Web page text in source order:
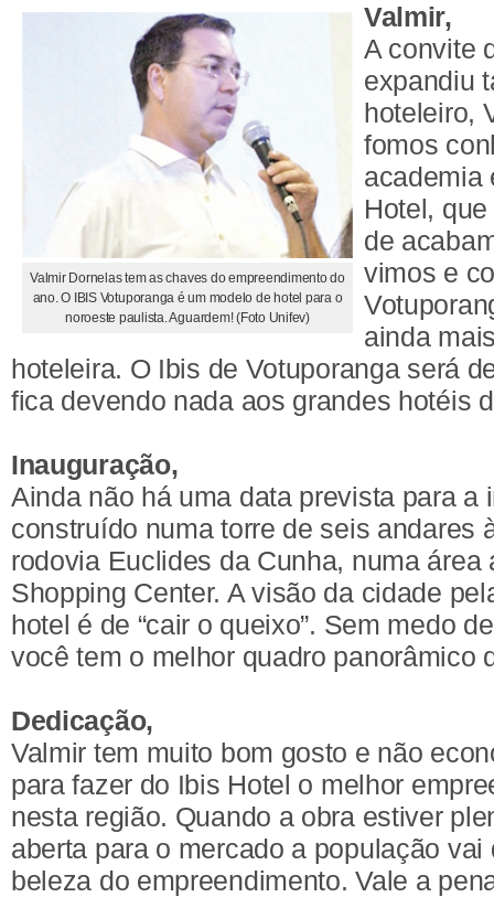
Valmir Dornelas tem as chaves do empreendimento do
ano. O IBIS Votuporanga é um modelo de hotel para o
noroeste paulista. Aguardem! (Foto Unifev)
Valmir,
A convite
expandiu
hoteleiro,
fomos
academia
Hotel,
de
vimos e
ainda
hoteleira. O Ibis de Votuporanga será
fica devendo nada aos grandes hotéis
Inauguração,
Ainda não há uma data prevista para a
construído numa torre de seis andares
rodovia Euclides da Cunha, numa área
Shopping Center. A visão da cidade
hotel é de “cair o queixo”. Sem medo
você tem o melhor quadro panorâmico
Dedicação,
Valmir tem muito bom gosto e não
para fazer do Ibis Hotel o melhor
nesta região. Quando a obra estiver
aberta para o mercado a população
beleza do empreendimento. Vale a